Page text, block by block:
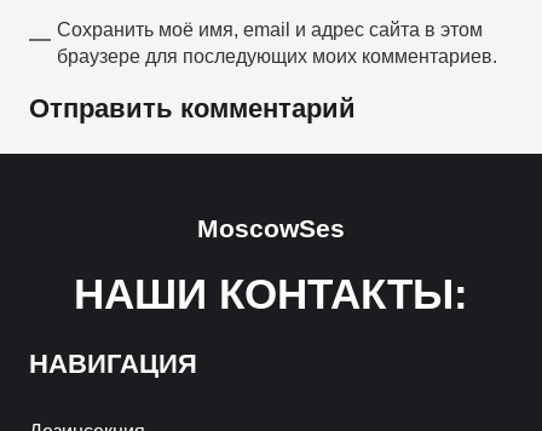
Сохранить моё имя, email и адрес сайта в этом
браузере для последующих моих комментариев.
Отправить комментарий
НАШИ КОНТАКТЫ:
MoscowSes
НАВИГАЦИЯ